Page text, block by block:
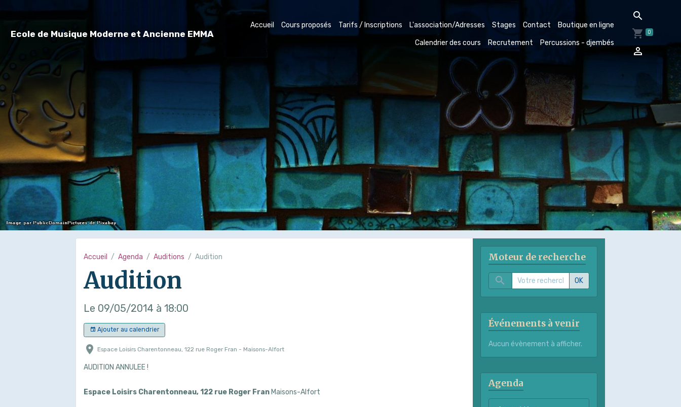
Ecole de Musique Moderne et Ancienne EMMA
Accueil Cours proposés Tarifs / Inscriptions L'association/Adresses Stages Contact Boutique en ligne
Calendrier des cours Recrutement Percussions - djembés
0
Accueil Agenda Auditions Audition
Audition
Le 09/05/2014 à 18:00
Ajouter au calendrier
Espace Loisirs Charentonneau, 122 rue Roger Fran - Maisons-Alfort
AUDITION ANNULEE !
Espace Loisirs Charentonneau, 122 rue Roger Fran Maisons-Alfort
Moteur de recherche
OK
Événements à venir
Aucun évènement à afficher.
Agenda